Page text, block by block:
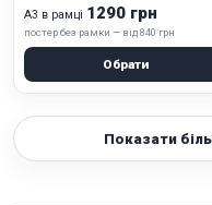
А3 в рамці 1290 грн
постер без рамки — від 840 грн
Обрати
Показати